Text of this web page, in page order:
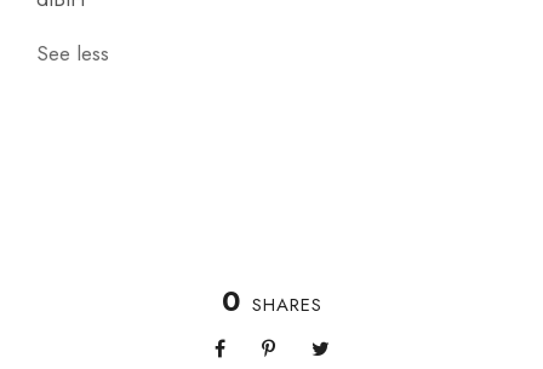
See less
0 SHARES